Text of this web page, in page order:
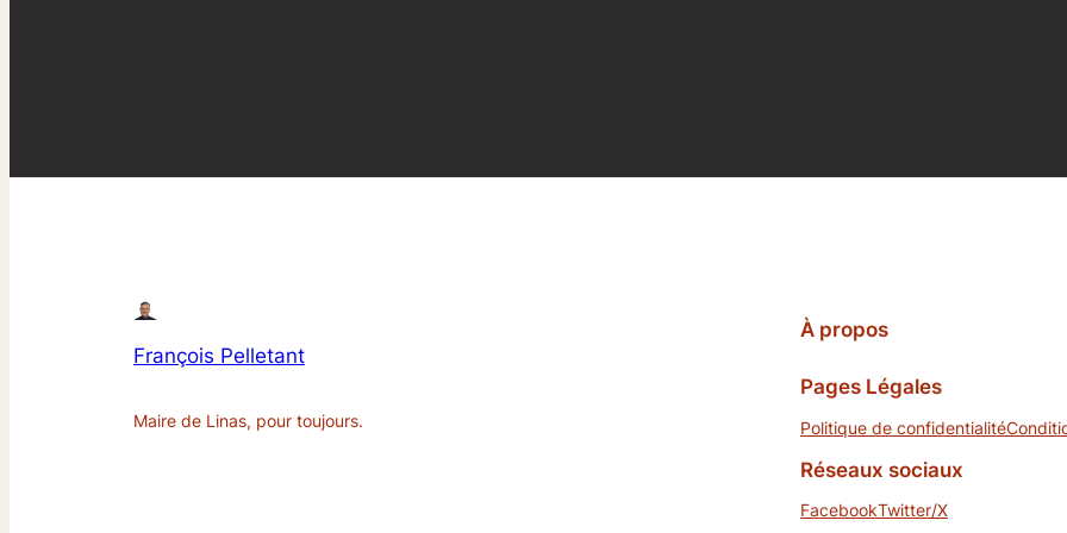
François Pelletant
Maire de Linas, pour toujours.
À propos
Pages Légales
Politique de confidentialité
Réseaux sociaux
FacebookTwitter/X